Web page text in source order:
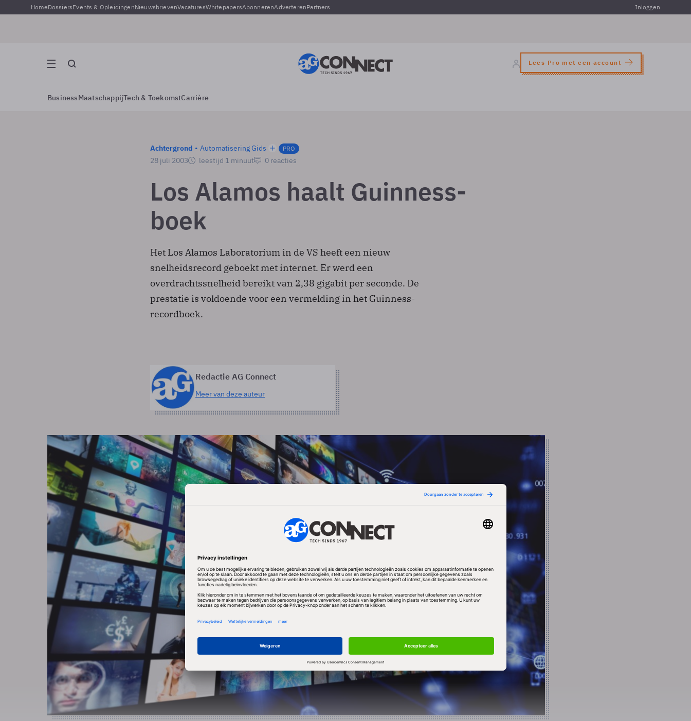
HomeDossiersEvents & OpleidingenNieuwsbrievenVacaturesWhitepapersAbonnerenAdverterenPartners Inloggen
Lees Pro met een account
BusinessMaatschappijTech & ToekomstCarrière
Achtergrond Automatisering Gids PRO
28 juli 2003 leestijd 1 minuut 0 reacties
Los Alamos haalt Guinness-
boek
Het Los Alamos Laboratorium in de VS heeft een nieuw
snelheidsrecord geboekt met internet. Er werd een
overdrachtssnelheid bereikt van 2,38 gigabit per seconde. De
prestatie is voldoende voor een vermelding in het Guinness-
recordboek.
Redactie AG Connect
Meer van deze auteur